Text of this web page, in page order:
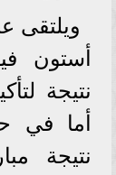
ويلتقى
أستون
نتيجة
أما في
نتيجة